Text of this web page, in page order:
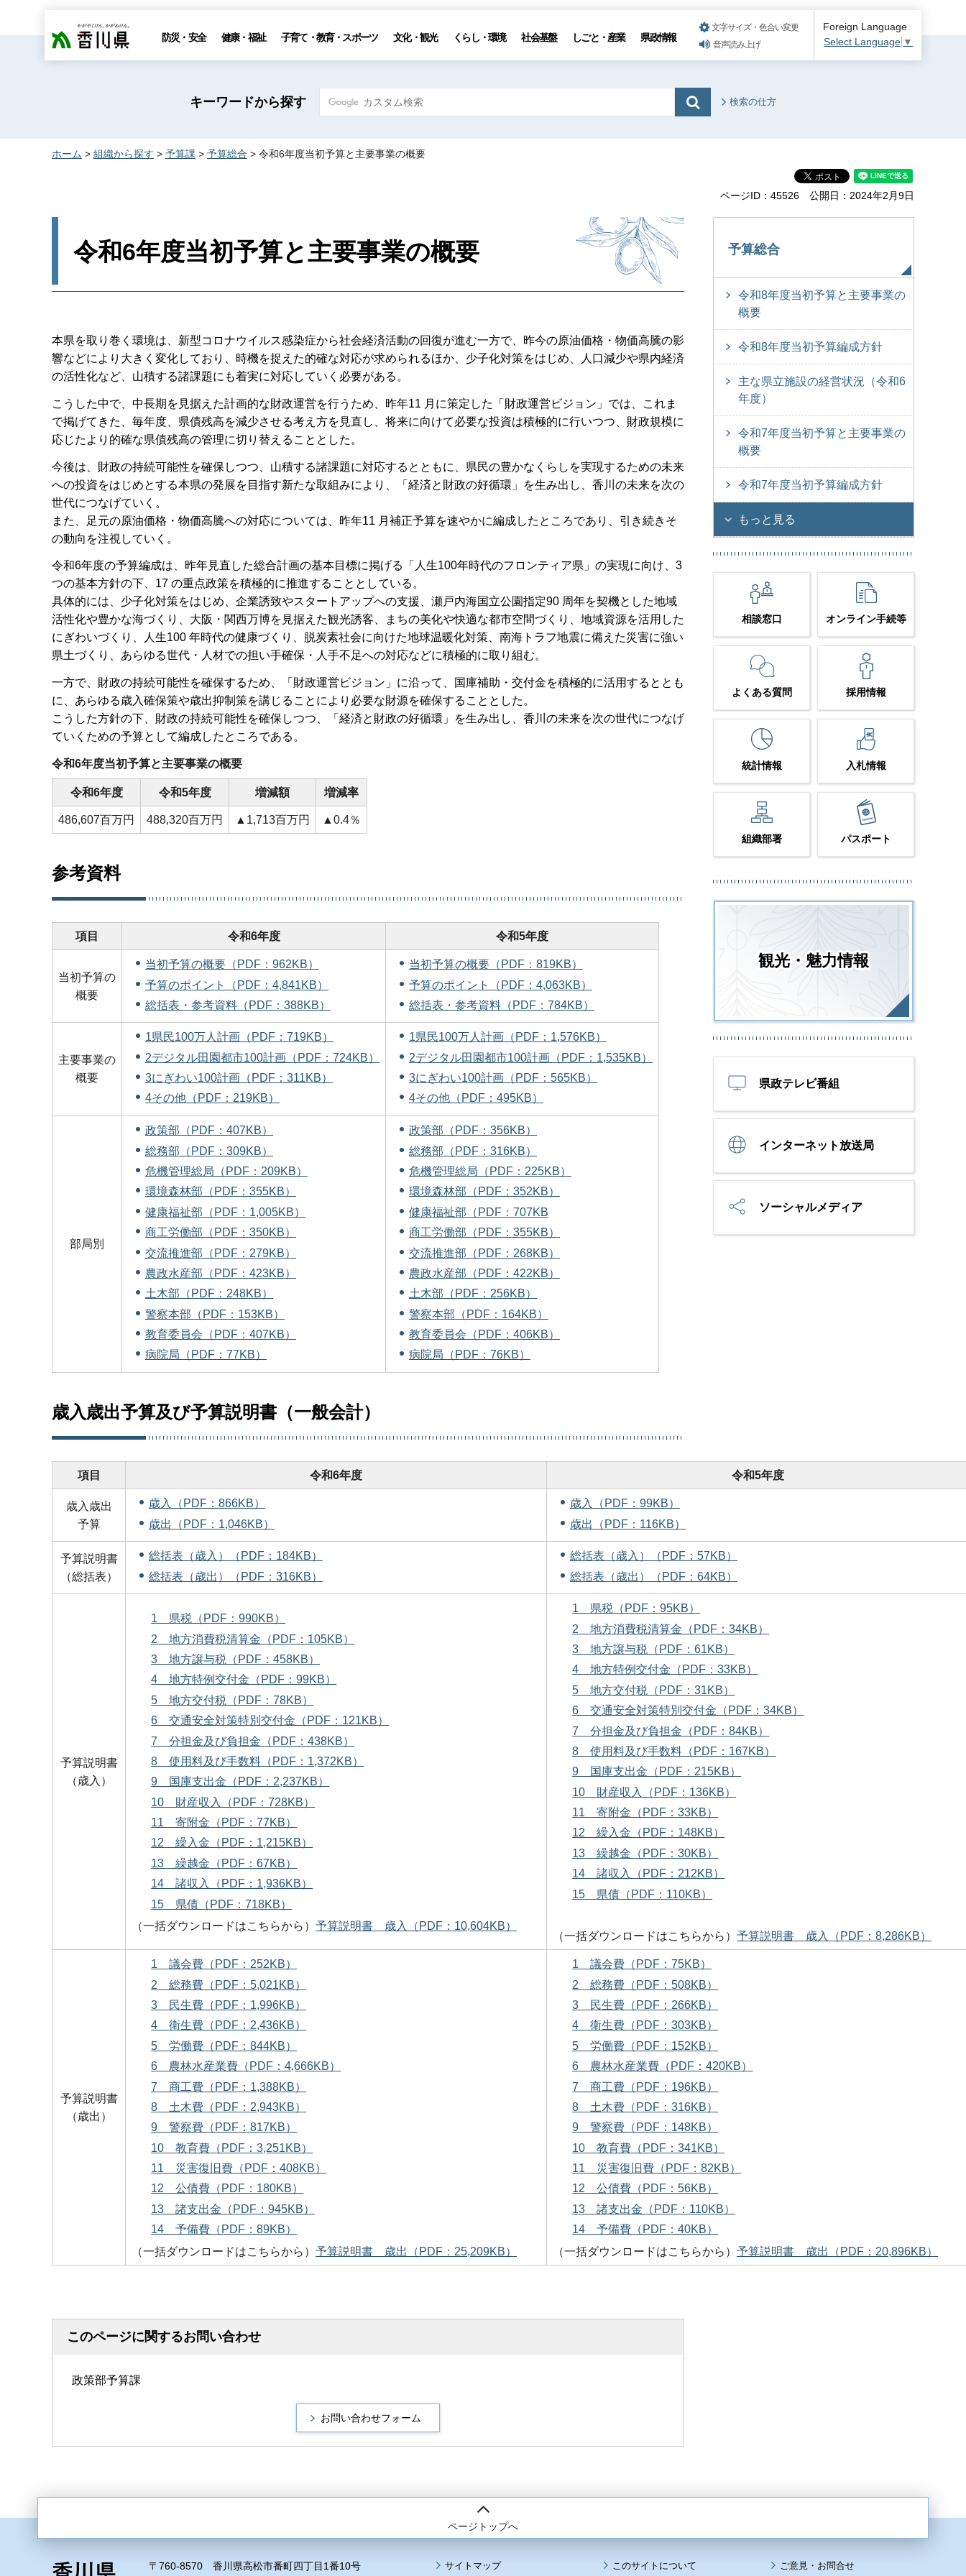
香川県 防災・安全 健康・福祉 子育て・教育・スポーツ 文化・観光 くらし・環境 社会基盤 しごと・産業 県政情報
文字サイズ・色合い変更
音声読み上げ
Foreign Language
Select Language ▼
キーワードから探す 検索の仕方
ホーム > 組織から探す > 予算課 > 予算総合 > 令和6年度当初予算と主要事業の概要
ページID：45526 公開日：2024年2月9日
令和6年度当初予算と主要事業の概要
本県を取り巻く環境は、新型コロナウイルス感染症から社会経済活動の回復が進む一方で、昨今の原油価格・物価高騰の影
響などにより大きく変化しており、時機を捉えた的確な対応が求められるほか、少子化対策をはじめ、人口減少や県内経済
の活性化など、山積する諸課題にも着実に対応していく必要がある。
こうした中で、中長期を見据えた計画的な財政運営を行うため、昨年11 月に策定した「財政運営ビジョン」では、これま
で掲げてきた、毎年度、県債残高を減少させる考え方を見直し、将来に向けて必要な投資は積極的に行いつつ、財政規模に
応じたより的確な県債残高の管理に切り替えることとした。
今後は、財政の持続可能性を確保しつつ、山積する諸課題に対応するとともに、県民の豊かなくらしを実現するための未来
への投資をはじめとする本県の発展を目指す新たな取組みにより、「経済と財政の好循環」を生み出し、香川の未来を次の
世代につなげていく。
また、足元の原油価格・物価高騰への対応については、昨年11 月補正予算を速やかに編成したところであり、引き続きそ
の動向を注視していく。
令和6年度の予算編成は、昨年見直した総合計画の基本目標に掲げる「人生100年時代のフロンティア県」の実現に向け、3
つの基本方針の下、17 の重点政策を積極的に推進することとしている。
具体的には、少子化対策をはじめ、企業誘致やスタートアップへの支援、瀬戸内海国立公園指定90 周年を契機とした地域
活性化や豊かな海づくり、大阪・関西万博を見据えた観光誘客、まちの美化や快適な都市空間づくり、地域資源を活用した
にぎわいづくり、人生100 年時代の健康づくり、脱炭素社会に向けた地球温暖化対策、南海トラフ地震に備えた災害に強い
県土づくり、あらゆる世代・人材での担い手確保・人手不足への対応などに積極的に取り組む。
一方で、財政の持続可能性を確保するため、「財政運営ビジョン」に沿って、国庫補助・交付金を積極的に活用するととも
に、あらゆる歳入確保策や歳出抑制策を講じることにより必要な財源を確保することとした。
こうした方針の下、財政の持続可能性を確保しつつ、「経済と財政の好循環」を生み出し、香川の未来を次の世代につなげ
ていくための予算として編成したところである。
令和6年度当初予算と主要事業の概要
令和6年度 令和5年度 増減額 増減率
486,607百万円 488,320百万円 ▲1,713百万円 ▲0.4％
参考資料
項目 令和6年度 令和5年度
当初予算の
概要
当初予算の概要（PDF：962KB）
予算のポイント（PDF：4,841KB）
総括表・参考資料（PDF：388KB）
当初予算の概要（PDF：819KB）
予算のポイント（PDF：4,063KB）
総括表・参考資料（PDF：784KB）
主要事業の
概要
1県民100万人計画（PDF：719KB）
2デジタル田園都市100計画（PDF：724KB）
3にぎわい100計画（PDF：311KB）
4その他（PDF：219KB）
1県民100万人計画（PDF：1,576KB）
2デジタル田園都市100計画（PDF：1,535KB）
3にぎわい100計画（PDF：565KB）
4その他（PDF：495KB）
部局別
政策部（PDF：407KB）
総務部（PDF：309KB）
危機管理総局（PDF：209KB）
環境森林部（PDF：355KB）
健康福祉部（PDF：1,005KB）
商工労働部（PDF：350KB）
交流推進部（PDF：279KB）
農政水産部（PDF：423KB）
土木部（PDF：248KB）
警察本部（PDF：153KB）
教育委員会（PDF：407KB）
病院局（PDF：77KB）
政策部（PDF：356KB）
総務部（PDF：316KB）
危機管理総局（PDF：225KB）
環境森林部（PDF：352KB）
健康福祉部（PDF：707KB
商工労働部（PDF：355KB）
交流推進部（PDF：268KB）
農政水産部（PDF：422KB）
土木部（PDF：256KB）
警察本部（PDF：164KB）
教育委員会（PDF：406KB）
病院局（PDF：76KB）
歳入歳出予算及び予算説明書（一般会計）
項目 令和6年度 令和5年度
歳入歳出
予算
歳入（PDF：866KB）
歳出（PDF：1,046KB）
歳入（PDF：99KB）
歳出（PDF：116KB）
予算説明書
（総括表）
総括表（歳入）（PDF：184KB）
総括表（歳出）（PDF：316KB）
総括表（歳入）（PDF：57KB）
総括表（歳出）（PDF：64KB）
予算説明書
（歳入）
1 県税（PDF：990KB）
2 地方消費税清算金（PDF：105KB）
3 地方譲与税（PDF：458KB）
4 地方特例交付金（PDF：99KB）
5 地方交付税（PDF：78KB）
6 交通安全対策特別交付金（PDF：121KB）
7 分担金及び負担金（PDF：438KB）
8 使用料及び手数料（PDF：1,372KB）
9 国庫支出金（PDF：2,237KB）
10 財産収入（PDF：728KB）
11 寄附金（PDF：77KB）
12 繰入金（PDF：1,215KB）
13 繰越金（PDF：67KB）
14 諸収入（PDF：1,936KB）
15 県債（PDF：718KB）
（一括ダウンロードはこちらから） 予算説明書 歳入（PDF：10,604KB）
1 県税（PDF：95KB）
2 地方消費税清算金（PDF：34KB）
3 地方譲与税（PDF：61KB）
4 地方特例交付金（PDF：33KB）
5 地方交付税（PDF：31KB）
6 交通安全対策特別交付金（PDF：34KB）
7 分担金及び負担金（PDF：84KB）
8 使用料及び手数料（PDF：167KB）
9 国庫支出金（PDF：215KB）
10 財産収入（PDF：136KB）
11 寄附金（PDF：33KB）
12 繰入金（PDF：148KB）
13 繰越金（PDF：30KB）
14 諸収入（PDF：212KB）
15 県債（PDF：110KB）
（一括ダウンロードはこちらから） 予算説明書 歳入（PDF：8,286KB）
予算説明書
（歳出）
1 議会費（PDF：252KB）
2 総務費（PDF：5,021KB）
3 民生費（PDF：1,996KB）
4 衛生費（PDF：2,436KB）
5 労働費（PDF：844KB）
6 農林水産業費（PDF：4,666KB）
7 商工費（PDF：1,388KB）
8 土木費（PDF：2,943KB）
9 警察費（PDF：817KB）
10 教育費（PDF：3,251KB）
11 災害復旧費（PDF：408KB）
12 公債費（PDF：180KB）
13 諸支出金（PDF：945KB）
14 予備費（PDF：89KB）
（一括ダウンロードはこちらから） 予算説明書 歳出（PDF：25,209KB）
1 議会費（PDF：75KB）
2 総務費（PDF：508KB）
3 民生費（PDF：266KB）
4 衛生費（PDF：303KB）
5 労働費（PDF：152KB）
6 農林水産業費（PDF：420KB）
7 商工費（PDF：196KB）
8 土木費（PDF：316KB）
9 警察費（PDF：148KB）
10 教育費（PDF：341KB）
11 災害復旧費（PDF：82KB）
12 公債費（PDF：56KB）
13 諸支出金（PDF：110KB）
14 予備費（PDF：40KB）
（一括ダウンロードはこちらから） 予算説明書 歳出（PDF：20,896KB）
このページに関するお問い合わせ
政策部予算課
予算総合
令和8年度当初予算と主要事業の
概要
令和8年度当初予算編成方針
主な県立施設の経営状況（令和6
年度）
令和7年度当初予算と主要事業の
概要
令和7年度当初予算編成方針
もっと見る
相談窓口 オンライン手続等
よくある質問 採用情報
統計情報 入札情報
組織部署 パスポート
観光・魅力情報
県政テレビ番組
インターネット放送局
ソーシャルメディア
ページトップへ
〒760-8570 香川県高松市番町四丁目1番10号 サイトマップ このサイトについて